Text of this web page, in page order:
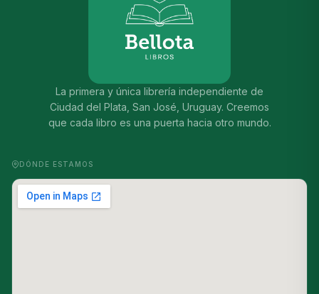
La primera y única librería independiente de
Ciudad del Plata, San José, Uruguay. Creemos
que cada libro es una puerta hacia otro mundo.
DÓNDE ESTAMOS